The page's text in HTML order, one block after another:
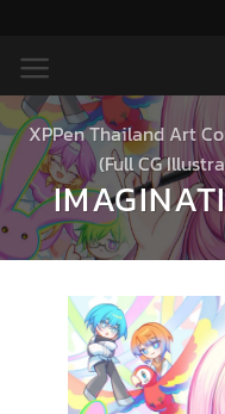
ยัง
เนื้อหา
XPPen Thailand Art
(Full CG